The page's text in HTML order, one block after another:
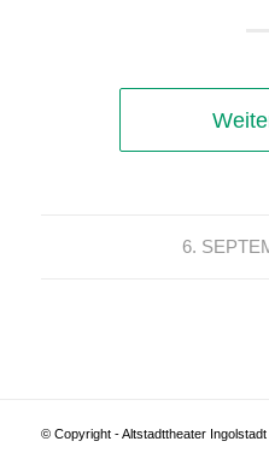
6.
© Copyright - Altstadttheater Ingolstadt